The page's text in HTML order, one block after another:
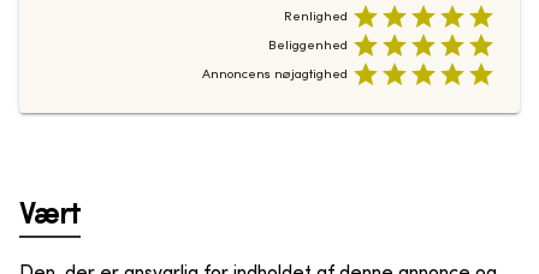
Renlighed
Beliggenhed
Annoncens nøjagtighed
Vært